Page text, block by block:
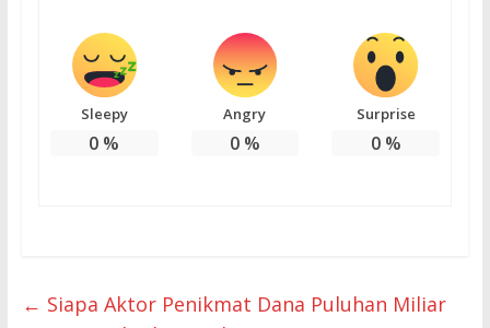
Sleepy
0 %
Angry
0%
Surprise
0%
← Siapa Aktor Penikmat Dana Puluhan Miliar